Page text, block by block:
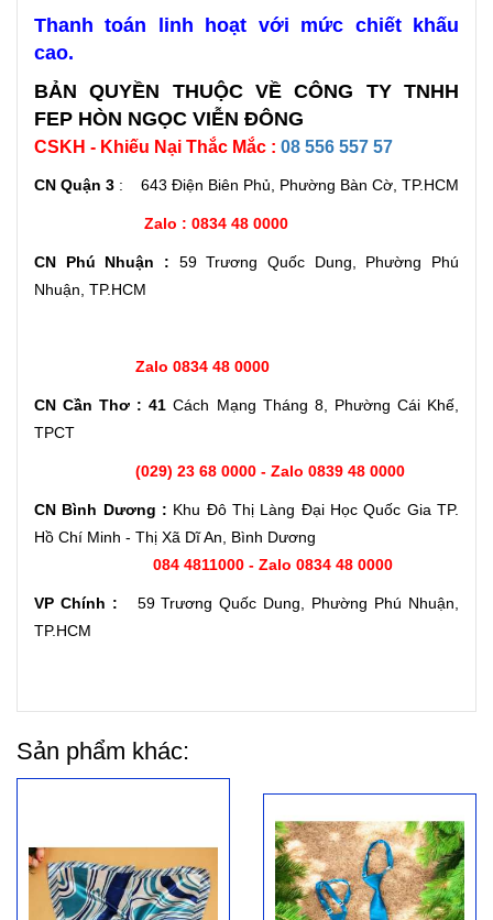
Thanh toán linh hoạt với mức chiết khấu
cao.
BẢN QUYỀN THUỘC VỀ CÔNG TY TNHH
FEP HÒN NGỌC VIỄN ĐÔNG
CSKH - Khiếu Nại Thắc Mắc : 08 556 557 57
CN Quận 3 : 643 Điện Biên Phủ, Phường Bàn Cờ, TP.HCM
Zalo : 0834 48 0000
CN Phú Nhuận : 59 Trương Quốc Dung, Phường Phú
Nhuận, TP.HCM
Zalo 0834 48 0000
CN Cần Thơ : 41 Cách Mạng Tháng 8, Phường Cái Khế,
TPCT
(029) 23 68 0000 - Zalo 0839 48 0000
CN Bình Dương : Khu Đô Thị Làng Đại Học Quốc Gia TP.
Hồ Chí Minh - Thị Xã Dĩ An, Bình Dương
084 4811000 - Zalo 0834 48 0000
VP Chính : 59 Trương Quốc Dung, Phường Phú Nhuận,
TP.HCM
Sản phẩm khác: